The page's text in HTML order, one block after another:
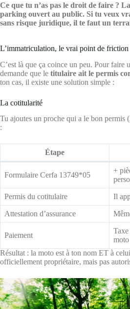
Ce que tu n’as pas le droit de faire ?
parking ouvert au public. Si tu veux
sans risque juridique, il te faut un
L’immatriculation, le vrai point de friction
C’est là que ça coince un peu. Pour faire
demande que le titulaire ait le permis
ton cas, il existe une solution simple :
La cotitularité
Tu ajoutes un proche qui a le bon permis
:
Étape
Formulaire Cerfa 13749*05
+
Permis du cotitulaire Il
Attestation d’assurance
Paiement
moto
Résultat : la moto est à ton nom ET à
officiellement propriétaire, mais pas